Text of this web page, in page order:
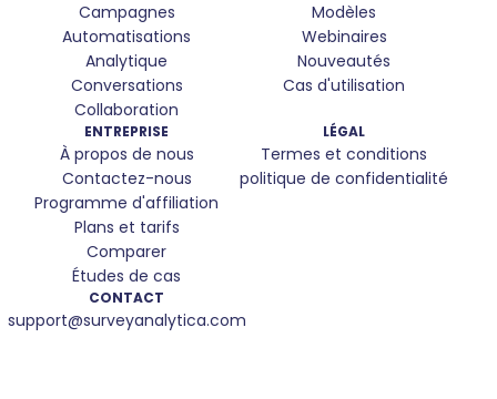
Campagnes
Automatisations
Analytique
Conversations
Collaboration
Modèles
Webinaires
Nouveautés
Cas d'utilisation
ENTREPRISE
À propos de nous
Contactez-nous
Programme d'affiliation
Plans et tarifs
Comparer
Études de cas
LÉGAL
Termes et conditions
politique de confidentialité
CONTACT
support@surveyanalytica.com